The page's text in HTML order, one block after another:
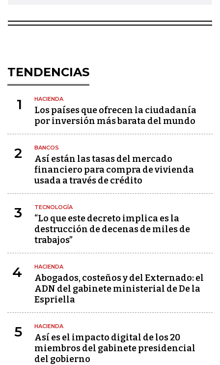
TENDENCIAS
1 HACIENDA
Los países que ofrecen la ciudadanía
por inversión más barata del mundo
2 BANCOS
Así están las tasas del mercado
financiero para compra de vivienda
usada a través de crédito
3 TECNOLOGÍA
“Lo que este decreto implica es la
destrucción de decenas de miles de
trabajos”
4 HACIENDA
Abogados, costeños y del Externado: el
ADN del gabinete ministerial de De la
Espriella
5 HACIENDA
Así es el impacto digital de los 20
miembros del gabinete presidencial
del gobierno